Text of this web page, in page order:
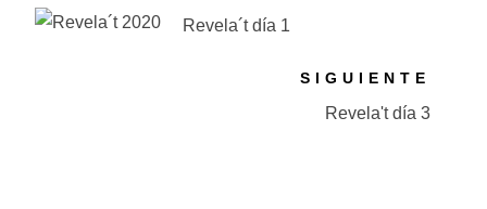
Revela´t día 1
SIGUIENTE
Revela't día 3